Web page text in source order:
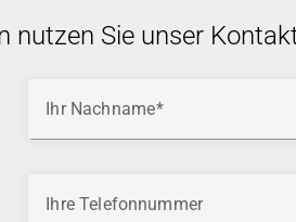
nutzen Sie unser
Ihr Nachname
Ihre Telefonnummer